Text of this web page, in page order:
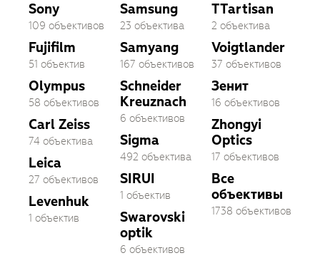
Sony
109 объективов
Fujifilm
51 объектив
Olympus
58 объективов
Carl Zeiss
74 объектива
Leica
27 объективов
Levenhuk
1 объектив
Samsung
23 объектива
Samyang
167 объективов
Schneider
Kreuznach
6 объективов
Sigma
492 объектива
SIRUI
1 объектив
Swarovski
optik
6 объективов
TTartisan
2 объектива
Voigtlander
37 объективов
Зенит
16 объективов
Zhongyi
Optics
17 объективов
Все
объективы
1738 объективов